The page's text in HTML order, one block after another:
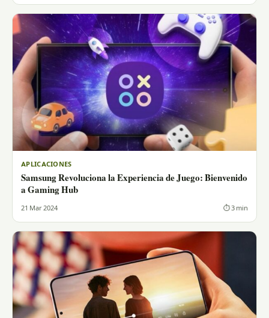
APLICACIONES
Samsung Revoluciona la Experiencia de Juego: Bienvenido
a Gaming Hub
21 Mar 2024 ⏱ 3 min